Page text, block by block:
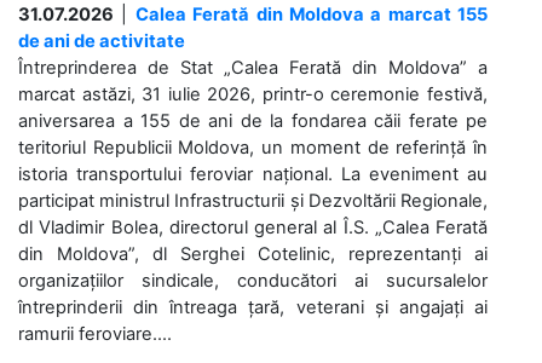
31.07.2026
Calea Ferată din Moldova a marcat 155
de ani de activitate
Întreprinderea de Stat „Calea Ferată din Moldova” a
marcat astăzi, 31 iulie 2026, printr-o ceremonie festivă,
aniversarea a 155 de ani de la fondarea căii ferate pe
teritoriul Republicii Moldova, un moment de referință în
istoria transportului feroviar național. La eveniment au
participat ministrul Infrastructurii și Dezvoltării Regionale,
dl Vladimir Bolea, directorul general al Î.S. „Calea Ferată
din Moldova”, dl Serghei Cotelinic, reprezentanți ai
organizațiilor sindicale, conducători ai sucursalelor
întreprinderii din întreaga țară, veterani și angajați ai
ramurii feroviare....